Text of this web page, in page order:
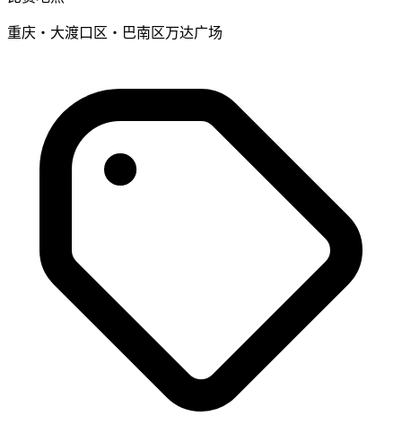
重庆・大渡口区・巴南区万达广场